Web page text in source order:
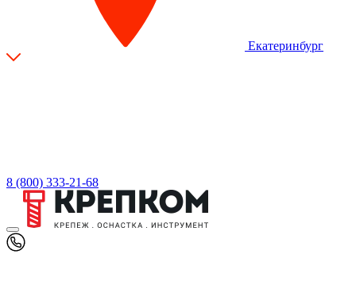
Екатеринбург
8 (800) 333-21-68